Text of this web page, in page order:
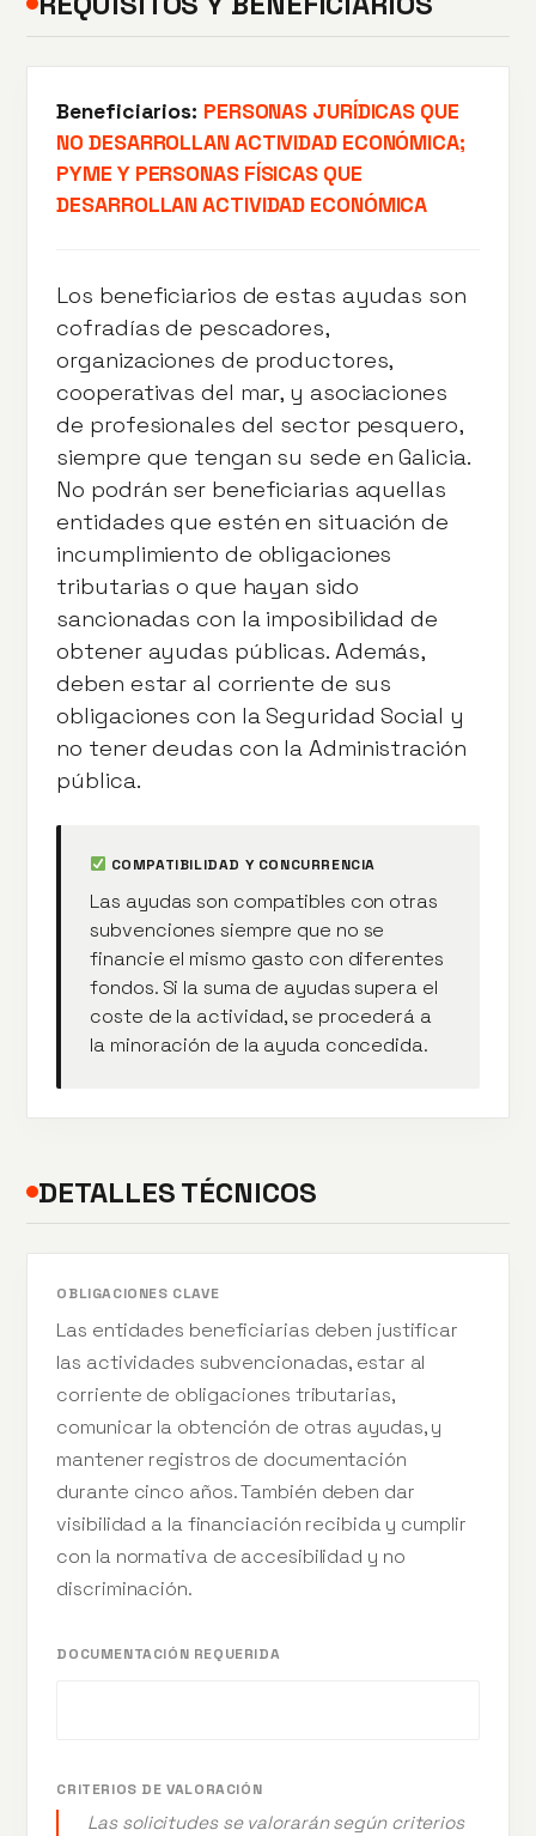
Beneficiarios: PERSONAS JURÍDICAS QUE
NO DESARROLLAN ACTIVIDAD ECONÓMICA;
PYME Y PERSONAS FÍSICAS QUE
DESARROLLAN ACTIVIDAD ECONÓMICA
Los beneficiarios de estas ayudas son
cofradías de pescadores,
organizaciones de productores,
cooperativas del mar, y asociaciones
de profesionales del sector pesquero,
siempre que tengan su sede en Galicia.
No podrán ser beneficiarias aquellas
entidades que estén en situación de
incumplimiento de obligaciones
tributarias o que hayan sido
sancionadas con la imposibilidad de
obtener ayudas públicas. Además,
deben estar al corriente de sus
obligaciones con la Seguridad Social y
no tener deudas con la Administración
pública.
COMPATIBILIDAD Y CONCURRENCIA
Las ayudas son compatibles con otras
subvenciones siempre que no se
financie el mismo gasto con diferentes
fondos. Si la suma de ayudas supera el
coste de la actividad, se procederá a
la minoración de la ayuda concedida.
DETALLES TÉCNICOS
OBLIGACIONES CLAVE
Las entidades beneficiarias deben justificar
las actividades subvencionadas, estar al
corriente de obligaciones tributarias,
comunicar la obtención de otras ayudas, y
mantener registros de documentación
durante cinco años. También deben dar
visibilidad a la financiación recibida y cumplir
con la normativa de accesibilidad y no
discriminación.
DOCUMENTACIÓN REQUERIDA
CRITERIOS DE VALORACIÓN
Las solicitudes se valorarán según criterios